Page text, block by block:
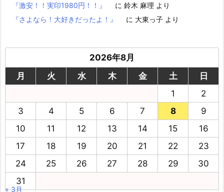
『激安！！実印1980円！！』
に 鈴木 麻理 より
『さよなら！大好きだったよ！』
に 大東っ子 より
2026年8月
月
火 水 木 金 土
日
1
2
3
4 5 6 7 8
9
10
11 12 13 14 15
16
17
18 19 20 21 22
23
24
25 26 27 28 29
30
31
« 3月